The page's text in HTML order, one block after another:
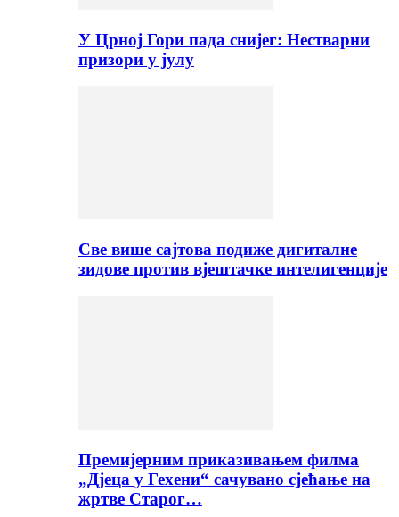
У Црној Гори пада снијег: Нестварни
призори у јулу
Све више сајтова подиже дигиталне
зидове против вјештачке интелигенције
Премијерним приказивањем филма
„Дјеца у Гехени“ сачувано сјећање на
жртве Старог…